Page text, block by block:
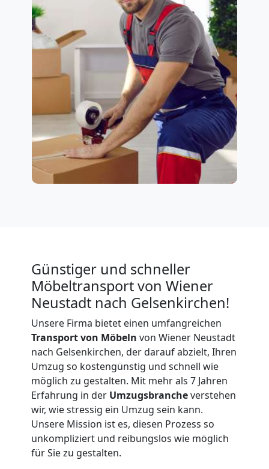
Günstiger und schneller
Möbeltransport von Wiener
Neustadt nach Gelsenkirchen!
Unsere Firma bietet einen umfangreichen
Transport von Möbeln von Wiener Neustadt
nach Gelsenkirchen, der darauf abzielt, Ihren
Umzug so kostengünstig und schnell wie
möglich zu gestalten. Mit mehr als 7 Jahren
Erfahrung in der Umzugsbrancheverstehen
wir, wie stressig ein Umzug sein kann.
Unsere Mission ist es, diesen Prozess so
unkompliziert und reibungslos wie möglich
für Sie zu gestalten.